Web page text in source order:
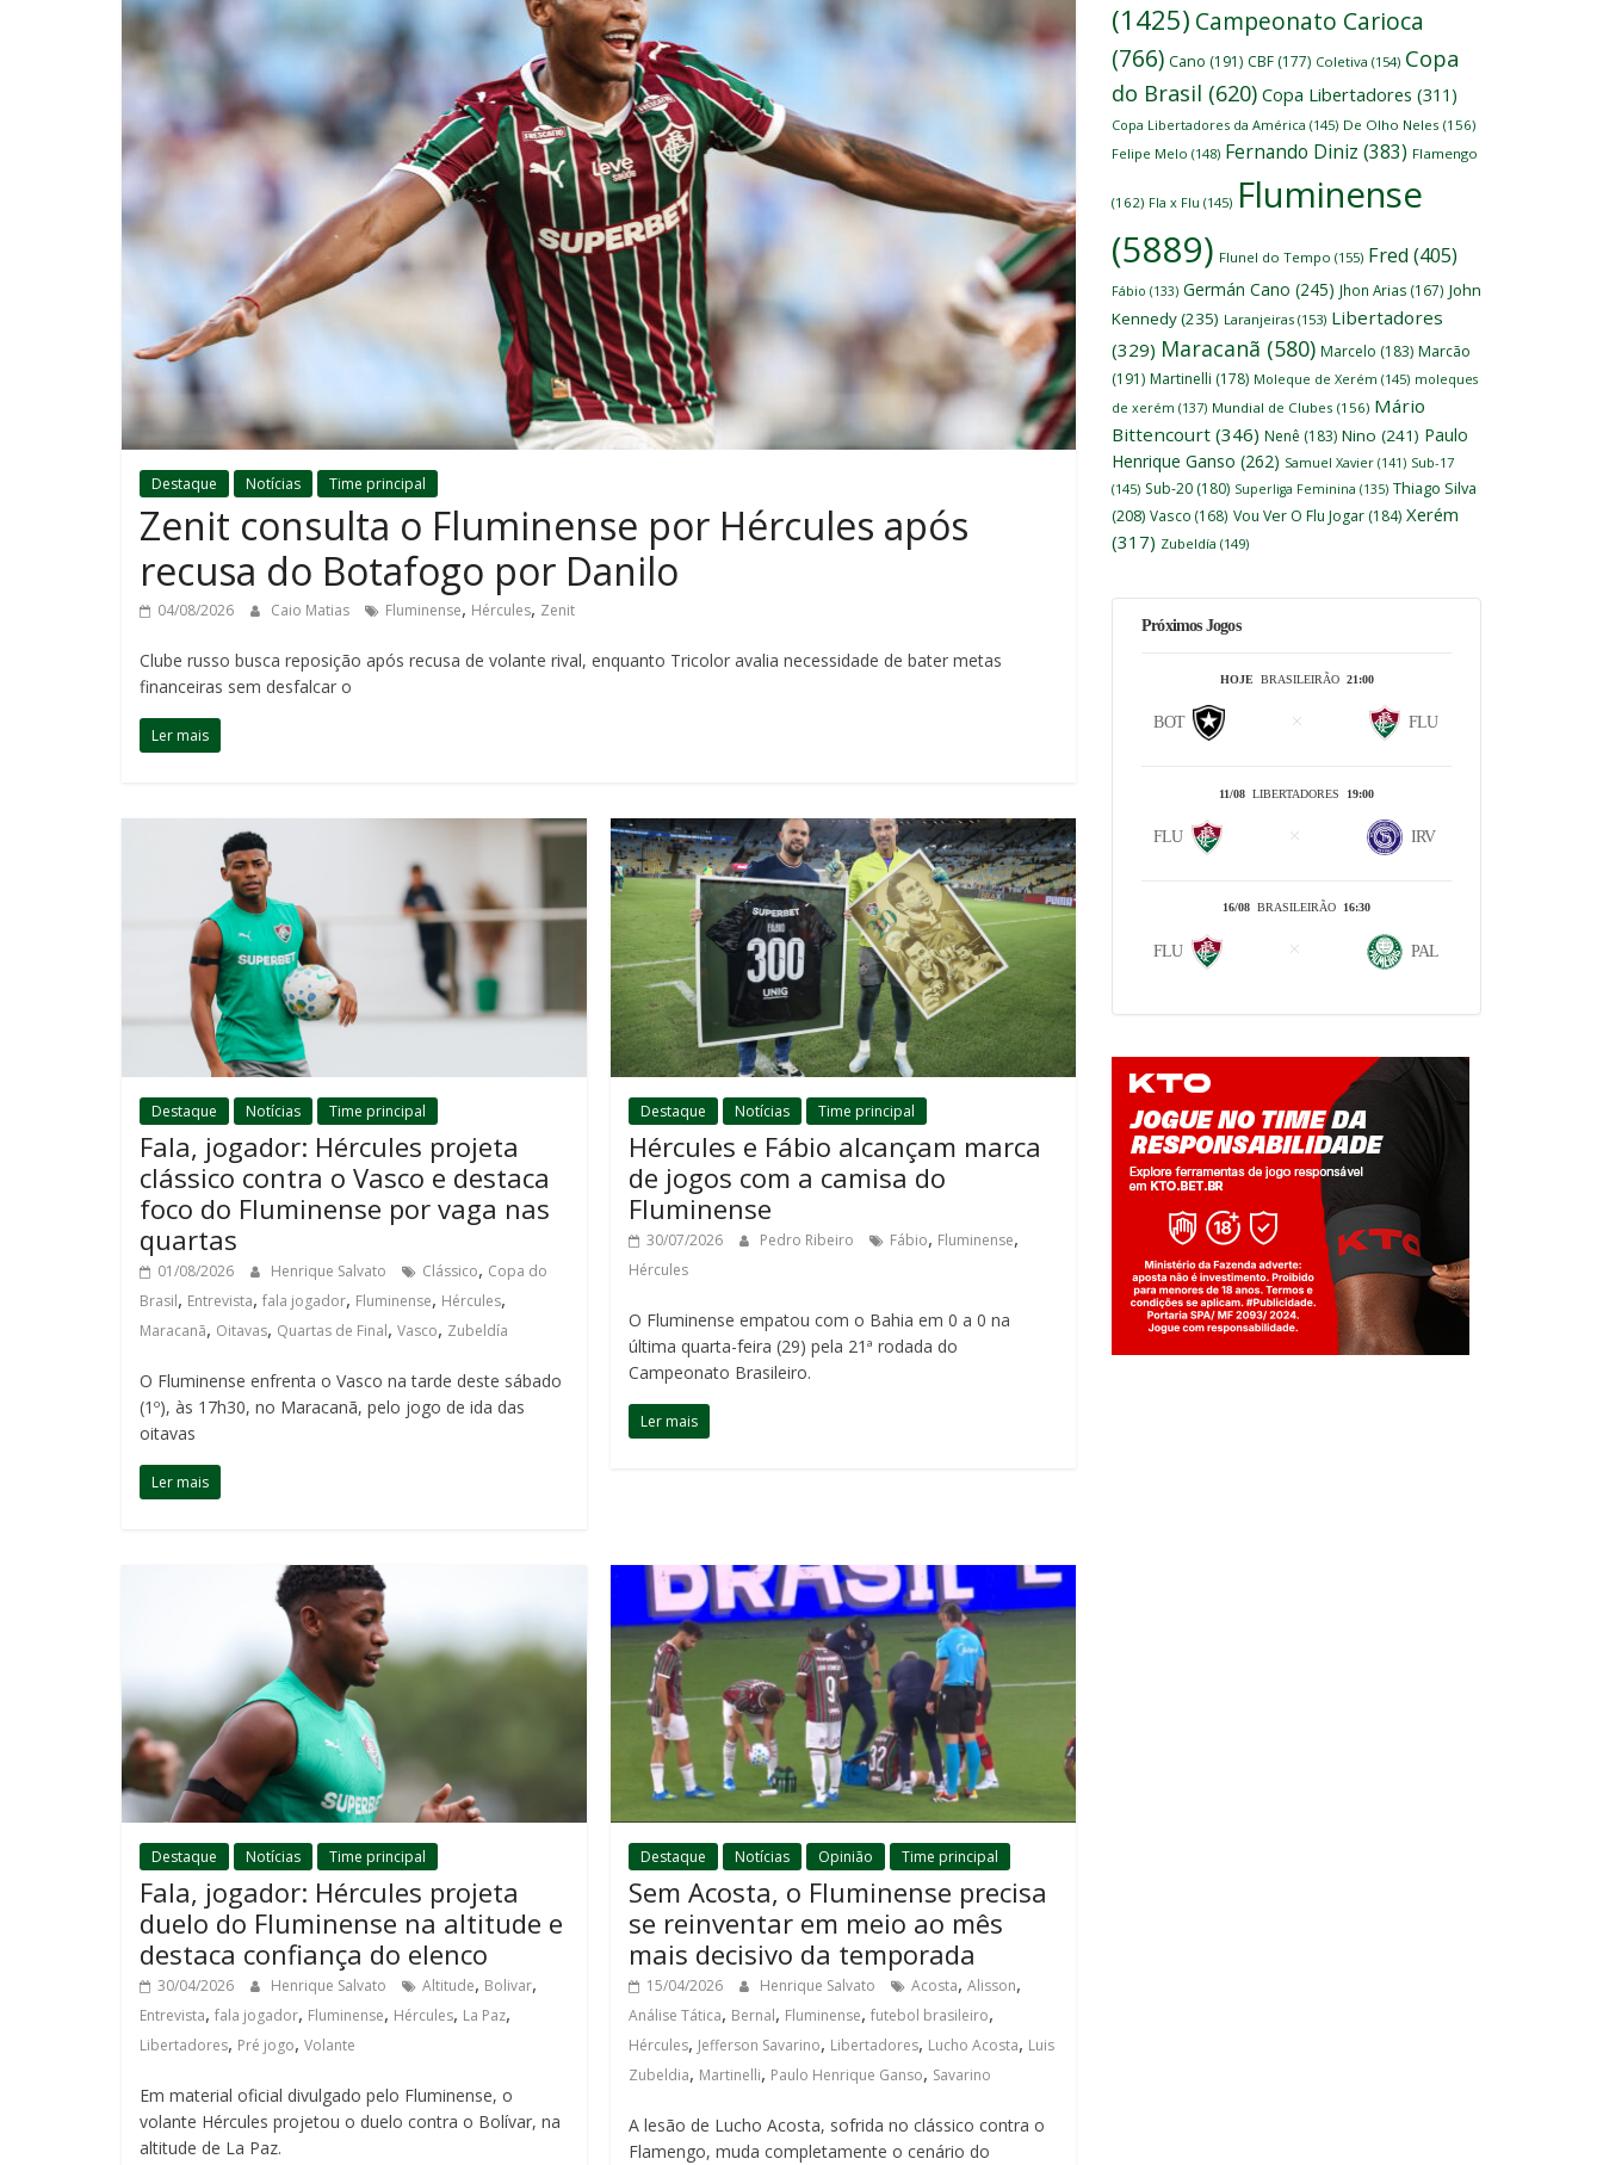
Destaque Notícias Time principal
Zenit consulta o Fluminense por Hércules após
recusa do Botafogo por Danilo
04/08/2026 Caio Matias Fluminense, Hércules, Zenit
Clube russo busca reposição após recusa de volante rival, enquanto Tricolor avalia necessidade de bater metas
financeiras sem desfalcar o
Ler mais
Destaque Notícias Time principal
Fala, jogador: Hércules projeta
clássico contra o Vasco e destaca
foco do Fluminense por vaga nas
quartas
01/08/2026 Henrique Salvato Clássico, Copa do
Brasil, Entrevista, fala jogador, Fluminense, Hércules,
Maracanã, Oitavas, Quartas de Final, Vasco, Zubeldía
O Fluminense enfrenta o Vasco na tarde deste sábado
(1º), às 17h30, no Maracanã, pelo jogo de ida das
oitavas
Ler mais
Destaque Notícias Time principal
Hércules e Fábio alcançam marca
de jogos com a camisa do
Fluminense
30/07/2026 Pedro Ribeiro Fábio, Fluminense,
Hércules
O Fluminense empatou com o Bahia em 0 a 0 na
última quarta-feira (29) pela 21ª rodada do
Campeonato Brasileiro.
Ler mais
Destaque Notícias Time principal
Fala, jogador: Hércules projeta
duelo do Fluminense na altitude e
destaca confiança do elenco
30/04/2026 Henrique Salvato Altitude, Bolivar,
Entrevista, fala jogador, Fluminense, Hércules, La Paz,
Libertadores, Pré jogo, Volante
Em material oficial divulgado pelo Fluminense, o
volante Hércules projetou o duelo contra o Bolívar, na
altitude de La Paz.
Destaque Notícias Opinião Time principal
Sem Acosta, o Fluminense precisa
se reinventar em meio ao mês
mais decisivo da temporada
15/04/2026 Henrique Salvato Acosta,Alisson,
Análise Tática, Bernal, Fluminense,futebol brasileiro,
Hércules, Jefferson Savarino, Libertadores, Lucho Acosta, Luis
Zubeldia, Martinelli, Paulo Henrique Ganso, Savarino
A lesão de Lucho Acosta, sofrida no clássico contra o
Flamengo, muda completamente o cenário do
(1425) Campeonato Carioca
(766) Cano (191) CBF (177) Coletiva (154) Copa
do Brasil (620) Copa Libertadores (311)
Copa Libertadores da América (145) De Olho Neles (156)
Felipe Melo (148) Fernando Diniz (383) Flamengo
(162) Fla x Flu (145) Fluminense
(5889) Flunel do Tempo (155) Fred (405)
Fábio (133) Germán Cano (245) Jhon Arias (167) John
Kennedy(235) Laranjeiras (153) Libertadores
(329) Maracanã (580) Marcelo (183) Marcão
(191) Martinelli (178) Moleque de Xerém (145) moleques
de xerém (137) Mundial de Clubes (156) Mário
Bittencourt (346) Nenê (183) Nino (241) Paulo
Henrique Ganso (262) Samuel Xavier (141) Sub-17
(145) Sub-20 (180) Superliga Feminina (135) Thiago Silva
(208) Vasco (168) Vou Ver O Flu Jogar (184) Xerém
(317) Zubeldía (149)
Próximos Jogos
HOJE BRASILEIRÃO 21:00
BOT FLU
11/08 LIBERTADORES 19:00
FLU IRV
16/08 BRASILEIRÃO 16:30
FLU PAL
Jogue com responsabilidade. 18+